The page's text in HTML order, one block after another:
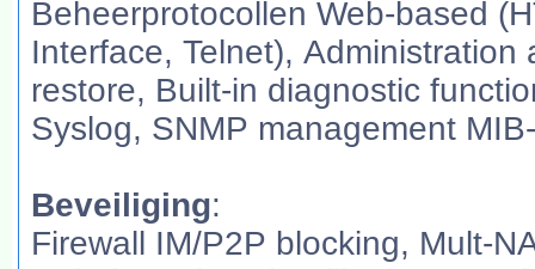
Beheerprotocollen Web-based
Interface, Telnet),
restore, Built-in diagnostic
Syslog, SNMP management
Beveiliging:
Firewall IM/P2P blocking, Mult-